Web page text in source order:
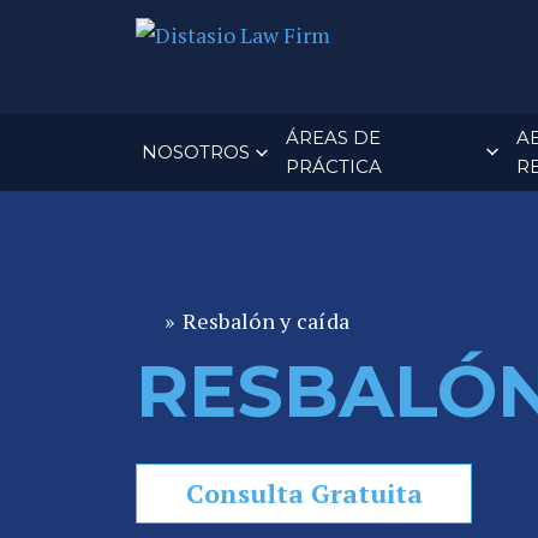
NOSOTROS
ÁREAS DE
PRÁCTICA
b
a
o
» Resbalón y caída
Consulta Gratuita